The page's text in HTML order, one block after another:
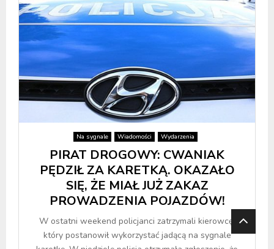
Na sygnale Wiadomości Wydarzenia
PIRAT DROGOWY: CWANIAK
PĘDZIŁ ZA KARETKĄ. OKAZAŁO
SIĘ, ŻE MIAŁ JUŻ ZAKAZ
PROWADZENIA POJAZDÓW!
W ostatni weekend policjanci zatrzymali kierowcę,
który postanowił wykorzystać jadącą na sygnale